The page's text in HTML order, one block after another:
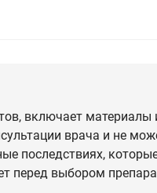
включает
врача и не
последствиях,
перед выбором